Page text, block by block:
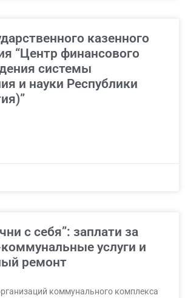
казенного
“Центр финансового
системы
и науки Республики
с себя”: заплати за
услуги и
ремонт
коммунального комплекса